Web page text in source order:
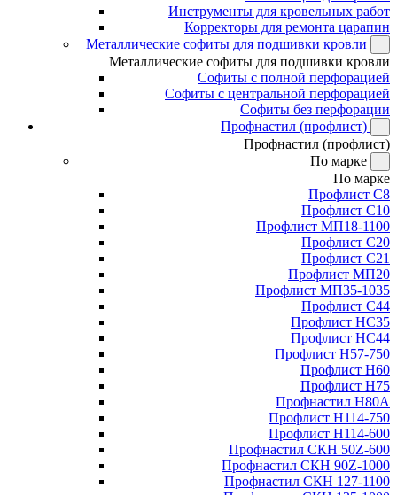
Инструменты для кровельных работ
Корректоры для ремонта царапин
Металлические софиты для подшивки кровли
Металлические софиты для подшивки кровли
Софиты с полной перфорацией
Софиты с центральной перфорацией
Софиты без перфорации
Профнастил (профлист)
Профнастил (профлист)
По марке
По марке
Профлист С8
Профлист С10
Профлист МП18-1100
Профлист С20
Профлист С21
Профлист МП20
Профлист МП35-1035
Профлист С44
Профлист НС35
Профлист НС44
Профлист Н57-750
Профлист Н60
Профлист Н75
Профнастил Н80А
Профлист Н114-750
Профлист Н114-600
Профнастил СКН 50Z-600
Профнастил СКН 90Z-1000
Профнастил СКН 127-1100